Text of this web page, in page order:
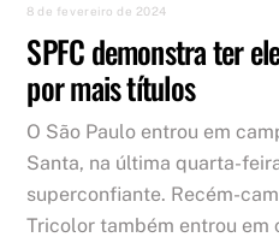
8 de fevereiro de 2024
SPFC demonstra ter
por mais títulos
O São Paulo entrou em
Santa, na última quarta-
superconfiante. Recém-
Tricolor também entrou